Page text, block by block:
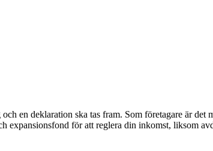
en deklaration ska tas fram. Som företagare är
expansionsfond för att reglera din inkomst, liksom